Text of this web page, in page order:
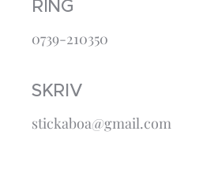
RING
0739-210350
SKRIV
stickaboa@gmail.com